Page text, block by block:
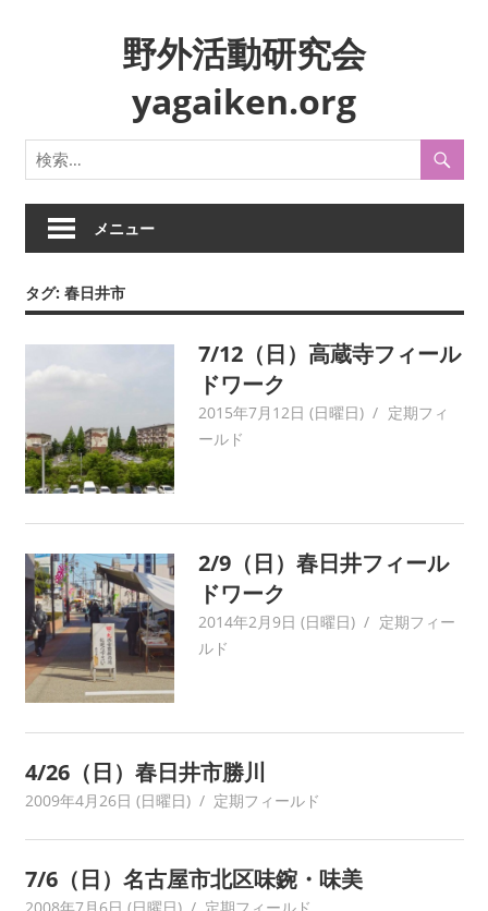
野外活動研究会
yagaiken.org
身
近
生
活
風
フ
ー
ル
ド
ク
に
よ
り
記
す
る
を
続
メニュー
タグ: 春日井市
7/12（日）高蔵寺フィール
ドワーク
2015年7月12日 (日曜日) yagaiken
定期フィ
ールド
2/9（日）春日井フィール
ドワーク
2014年2月9日 (日曜日) yagaiken
定期フィー
ルド
4/26（日）春日井市勝川
2009年4月26日 (日曜日) yagaiken
定期フィールド
7/6（日）名古屋市北区味鋺・味美